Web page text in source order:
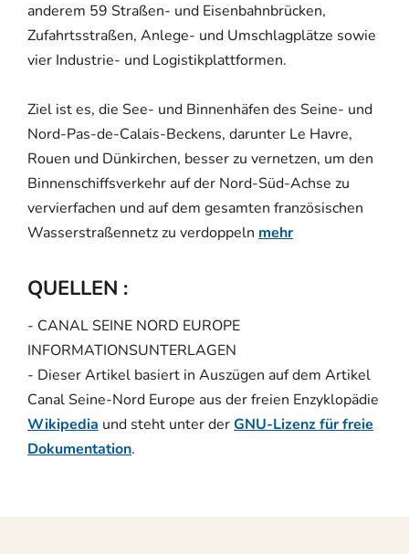
anderem 59 Straßen- und Eisenbahnbrücken,
Zufahrtsstraßen, Anlege- und Umschlagplätze sowie
vier Industrie- und Logistikplattformen.
Ziel ist es, die See- und Binnenhäfen des Seine- und
Nord-Pas-de-Calais-Beckens, darunter Le Havre,
Rouen und Dünkirchen, besser zu vernetzen, um den
Binnenschiffsverkehr auf der Nord-Süd-Achse zu
vervierfachen und auf dem gesamten französischen
Wasserstraßennetz zu verdoppeln mehr
QUELLEN :
- CANAL SEINE NORD EUROPE
INFORMATIONSUNTERLAGEN
- Dieser Artikel basiert in Auszügen auf dem Artikel
Canal Seine-Nord Europe aus der freien Enzyklopädie
Wikipedia und steht unter derGNU-Lizenz für freie
Dokumentation.